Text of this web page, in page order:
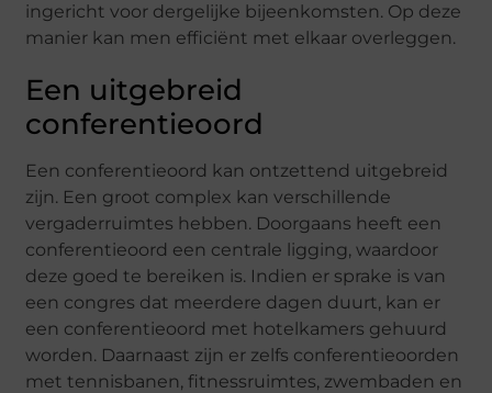
ingericht voor dergelijke bijeenkomsten. Op deze
manier kan men efficiënt met elkaar overleggen.
Een uitgebreid
conferentieoord
Een conferentieoord kan ontzettend uitgebreid
zijn. Een groot complex kan verschillende
vergaderruimtes hebben. Doorgaans heeft een
conferentieoord een centrale ligging, waardoor
deze goed te bereiken is. Indien er sprake is van
een congres dat meerdere dagen duurt, kan er
een conferentieoord met hotelkamers gehuurd
worden. Daarnaast zijn er zelfs conferentieoorden
met tennisbanen, fitnessruimtes, zwembaden en